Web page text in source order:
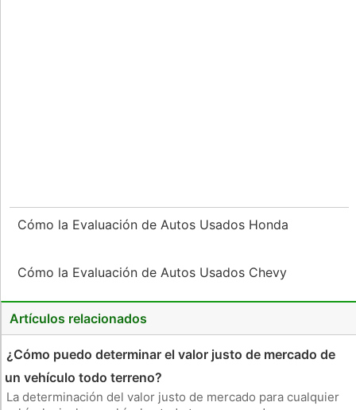
Cómo la Evaluación de Autos Usados ​​Honda
Cómo la Evaluación de Autos Usados ​​Chevy
Artículos relacionados
¿Cómo puedo determinar el valor justo de mercado de
un vehículo todo terreno?
La determinación del valor justo de mercado para cualquier